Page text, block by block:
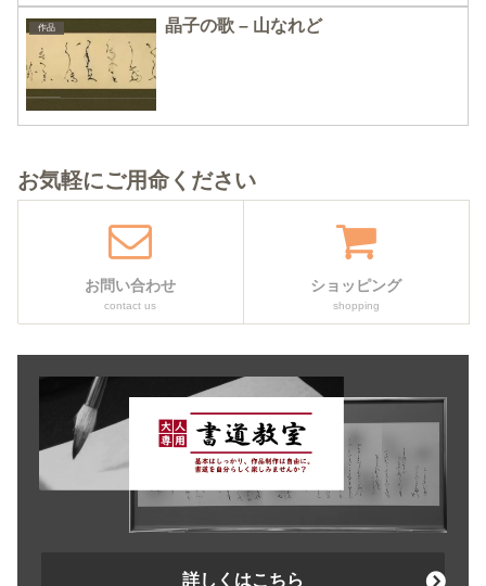
作品 晶子の歌 – 山なれど
お気軽にご用命ください
お問い合わせ
contact us
ショッピング
shopping
詳しくはこちら